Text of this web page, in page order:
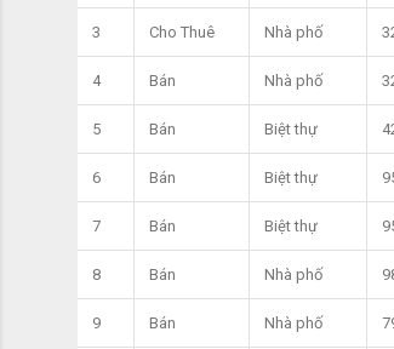
3 Cho Thuê Nhà phố
4 Bán Nhà phố
5 Bán Biệt thự
6 Bán Biệt thự
7 Bán Biệt thự
8 Bán Nhà phố
9 Bán Nhà phố